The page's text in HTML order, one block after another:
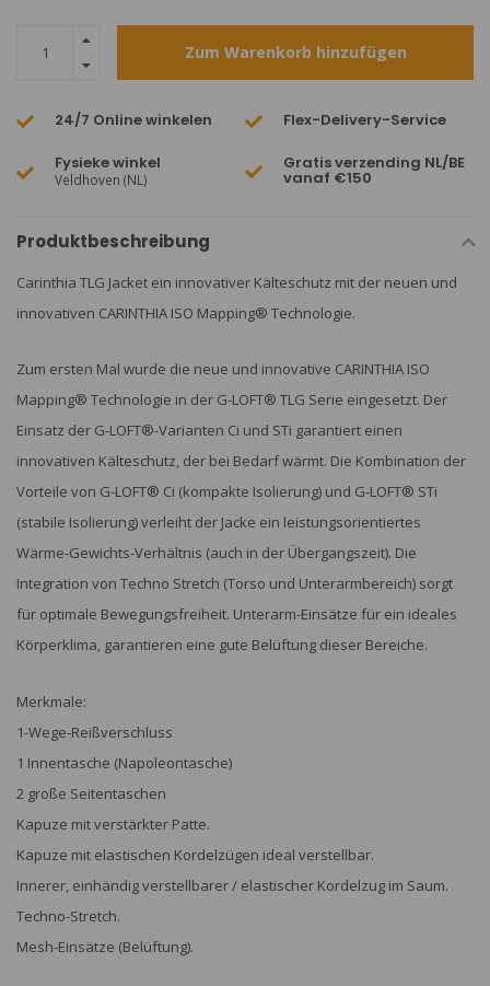
Zum Warenkorb hinzufügen
24/7 Online winkelen Flex-Delivery-Service
Fysieke winkel
Veldhoven (NL)
Gratis verzending NL/BE
vanaf €150
Produktbeschreibung
Carinthia TLG Jacket ein innovativer Kälteschutz mit der neuen und
innovativen CARINTHIA ISO Mapping® Technologie.
Zum ersten Mal wurde die neue und innovative CARINTHIA ISO
Mapping® Technologie in der G-LOFT® TLG Serie eingesetzt. Der
Einsatz der G-LOFT®-Varianten Ci und STi garantiert einen
innovativen Kälteschutz, der bei Bedarf wärmt. Die Kombination der
Vorteile von G-LOFT® Ci (kompakte Isolierung) und G-LOFT® STi
(stabile Isolierung) verleiht der Jacke ein leistungsorientiertes
Wärme-Gewichts-Verhältnis (auch in der Übergangszeit). Die
Integration von Techno Stretch (Torso und Unterarmbereich) sorgt
für optimale Bewegungsfreiheit. Unterarm-Einsätze für ein ideales
Körperklima, garantieren eine gute Belüftung dieser Bereiche.
Merkmale:
1-Wege-Reißverschluss
1 Innentasche (Napoleontasche)
2 große Seitentaschen
Kapuze mit verstärkter Patte.
Kapuze mit elastischen Kordelzügen ideal verstellbar.
Innerer, einhändig verstellbarer / elastischer Kordelzug im Saum.
Techno-Stretch.
Mesh-Einsätze (Belüftung).